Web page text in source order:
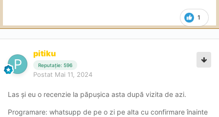
1
pitiku
Reputație: 596
Postat Mai 11, 2024
Las și eu o recenzie la păpușica asta după vizita de azi.
Programare: whatsupp de pe o zi pe alta cu confirmare înainte